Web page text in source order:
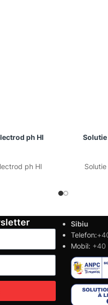
ph HI
ph HI
Sibiu
Telefon:
Mobil: +40